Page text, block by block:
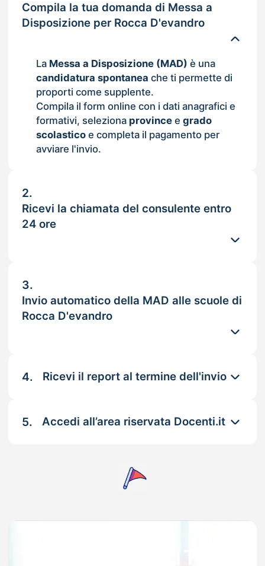
Compila la tua domanda di Messa a
Disposizione per Rocca D'evandro
La Messa a Disposizione (MAD) è una
candidatura spontanea che ti permette di
proporti come supplente.
Compila il form online con i dati anagrafici e
formativi, seleziona provincee grado
scolasticoe completa il pagamento per
avviare l'invio.
2.
Ricevi la chiamata del consulente entro
24 ore
3.
Invio automatico della MAD alle scuole di
Rocca D'evandro
4. Ricevi il report al termine dell'invio
5. Accedi all’area riservata Docenti.it